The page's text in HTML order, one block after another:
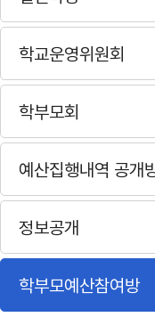
학교운영위원회
학부모회
예산집행내역 공개
정보공개
학부모예산참여방